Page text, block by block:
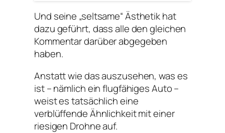
Und seine „seltsame“ Ästhetik hat
dazu geführt, dass alle den gleichen
Kommentar darüber abgegeben
haben.
Anstatt wie das auszusehen, was es
ist – nämlich ein flugfähiges Auto –
weist es tatsächlich eine
verblüffende Ähnlichkeit mit einer
riesigen Drohne auf.